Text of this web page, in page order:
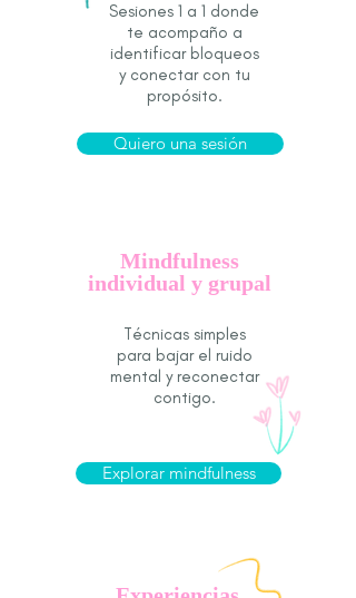
Sesiones 1 a 1 donde
te acompaño a
identificar bloqueos
y conectar con tu
propósito.
Quiero una sesión
Mindfulness
individual y grupal
Técnicas simples
para bajar el ruido
mental y reconectar
contigo.
Explorar mindfulness